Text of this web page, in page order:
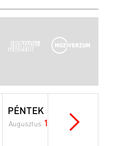
PÉNTEK
Augusztus 14. Augusztus